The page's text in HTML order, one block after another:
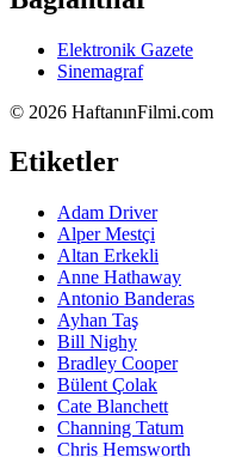
Elektronik Gazete
Sinemagraf
© 2026 HaftanınFilmi.com
Etiketler
Adam Driver
Alper Mestçi
Altan Erkekli
Anne Hathaway
Antonio Banderas
Ayhan Taş
Bill Nighy
Bradley Cooper
Bülent Çolak
Cate Blanchett
Channing Tatum
Chris Hemsworth